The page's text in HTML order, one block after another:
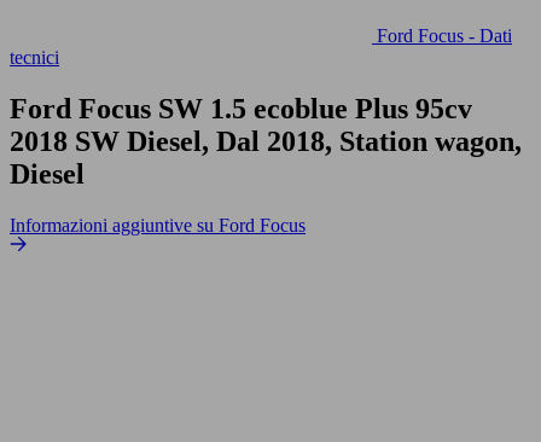
Ford Focus - Dati
tecnici
Ford Focus SW 1.5 ecoblue Plus 95cv
2018 SW Diesel, Dal 2018, Station wagon,
Diesel
Informazioni aggiuntive su Ford Focus